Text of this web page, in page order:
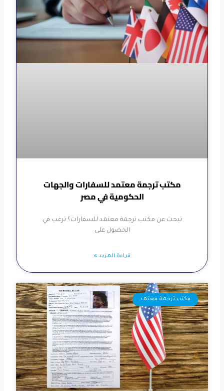
مكتب ترجمة معتمد للسفارات والجهات
الحكومية في مصر
تبحث عن مكتب ترجمة معتمد للسفارات؟ ترغب في
الحصول على
قراءة المزيد »
مكتب ترجمة معتمد